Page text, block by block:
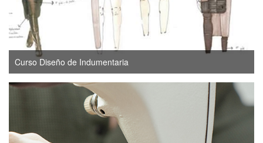
Curso Diseño de Indumentaria